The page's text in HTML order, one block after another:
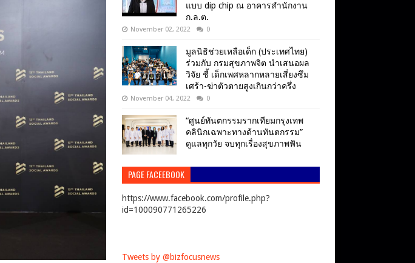
แบบ dip chip ณ อาคารสำนักงาน
ก.ล.ต.
November 02, 2022 0
มูลนิธิช่วยเหลือเด็ก (ประเทศไทย)
ร่วมกับ กรมสุขภาพจิต นำเสนอผล
วิจัย ชี้ เด็กเพศหลากหลายเสี่ยงซึม
เศร้า-ฆ่าตัวตายสูงเกินกว่าครึ่ง
November 04, 2022 0
“ศูนย์ทันตกรรมรากเทียมกรุงเทพ
คลินิกเฉพาะทางด้านทันตกรรม”
ดูแลทุกวัย จบทุกเรื่องสุขภาพฟัน
PAGE FACEEBOOK
https://www.facebook.com/profile.php?
id=100090771265226
Tweets by @bizfocusnews